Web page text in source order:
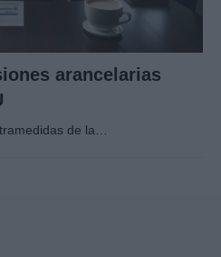
arancelarias
de la…